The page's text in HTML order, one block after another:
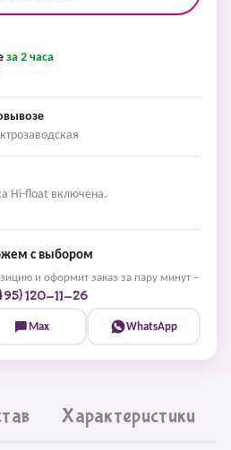
за 2 часа
Hi-float включена.
с выбором
и оформит заказ за пару минут –
120-11-26
Max WhatsApp
Характеристики